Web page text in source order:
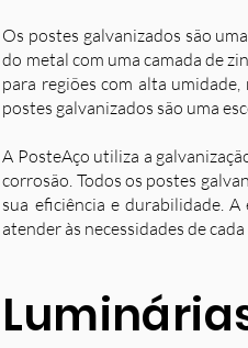
Os postes galvanizados são
do metal com uma camada de
para regiões com alta
postes galvanizados são uma
A PosteAço utiliza a
corrosão. Todos os postes
sua eficiência e durabilidade.
atender às necessidades de